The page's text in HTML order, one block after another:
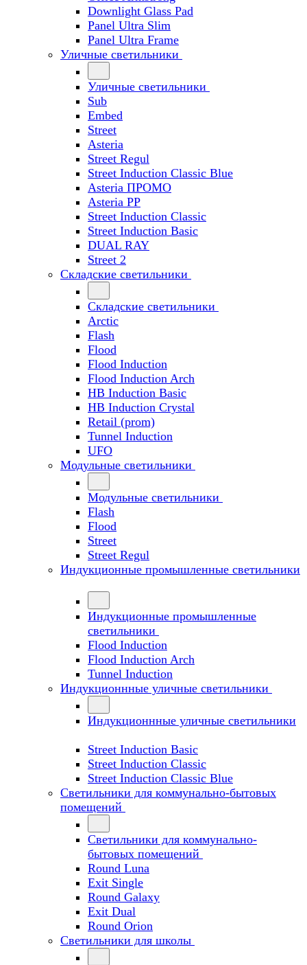
Downlight Glass Pad
Panel Ultra Slim
Panel Ultra Frame
Уличные светильники
Уличные светильники
Sub
Embed
Street
Asteria
Street Regul
Street Induction Classic Blue
Asteria ПРОМО
Asteria PP
Street Induction Classic
Street Induction Basic
DUAL RAY
Street 2
Складские светильники
Складские светильники
Arctic
Flash
Flood
Flood Induction
Flood Induction Arch
HB Induction Basic
HB Induction Crystal
Retail (prom)
Tunnel Induction
UFO
Модульные светильники
Модульные светильники
Flash
Flood
Street
Street Regul
Индукционные промышленные светильники
Индукционные промышленные
светильники
Flood Induction
Flood Induction Arch
Tunnel Induction
Индукционнные уличные светильники
Индукционнные уличные светильники
Street Induction Basic
Street Induction Classic
Street Induction Classic Blue
Светильники для коммунально-бытовых
помещений
Светильники для коммунально-
бытовых помещений
Round Luna
Exit Single
Round Galaxy
Exit Dual
Round Orion
Светильники для школы